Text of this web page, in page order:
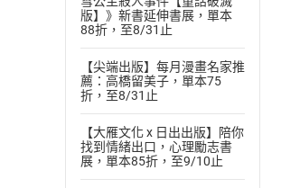
版】》新書延伸書展，單本
88折，至8/31止
【尖端出版】每月漫畫名家推
薦：高橋留美子，單本75
折，至8/31止
【大雁文化 x 日出出版】陪你
找到情緒出口，心理勵志書
展，單本85折，至9/10止